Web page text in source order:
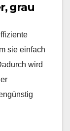
grau
sie einfach
wird